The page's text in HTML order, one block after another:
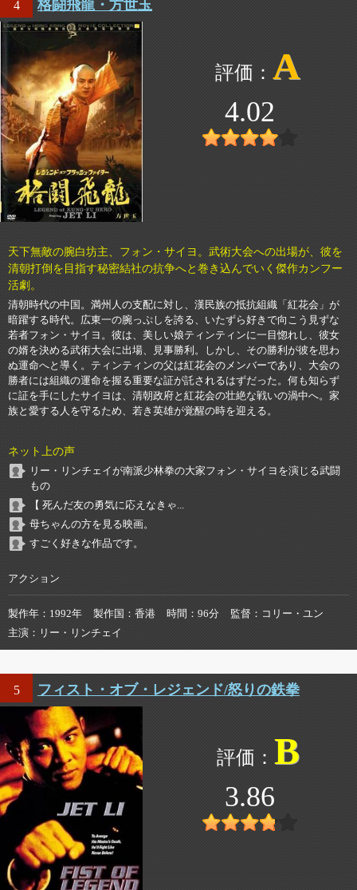
4 格闘飛龍・方世玉
A
4.02
天下無敵の腕白坊主、フォン・サイヨ。武術大会への出場が、彼を
清朝打倒を目指す秘密結社の抗争へと巻き込んでいく傑作カンフー
活劇。
清朝時代の中国。満州人の支配に対し、漢民族の抵抗組織「紅花会」が
暗躍する時代。広東一の腕っぷしを誇る、いたずら好きで向こう見ずな
若者フォン・サイヨ。彼は、美しい娘ティンティンに一目惚れし、彼女
の婿を決める武術大会に出場、見事勝利。しかし、その勝利が彼を思わ
ぬ運命へと導く。ティンティンの父は紅花会のメンバーであり、大会の
勝者には組織の運命を握る重要な証が託されるはずだった。何も知らず
に証を手にしたサイヨは、清朝政府と紅花会の壮絶な戦いの渦中へ。家
族と愛する人を守るため、若き英雄が覚醒の時を迎える。
ネット上の声
リー・リンチェイが南派少林拳の大家フォン・サイヨを演じる武闘
もの
【 死んだ友の勇気に応えなきゃ...
母ちゃんの方を見る映画。
すごく好きな作品です。
アクション
製作年 1992年 製作国 香港 時間 96分 監督
コリー・ユン
主演
リー・リンチェイ
5 フィスト・オブ・レジェンド/怒りの鉄拳
B
3.86